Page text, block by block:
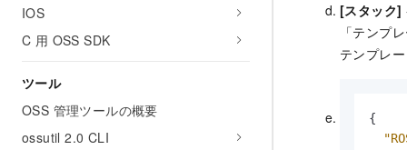
IOS
C 用 OSS SDK
ツール
OSS 管理ツールの概要
ossutil 2.0 CLI
[スタック]
「テンプ
テンプレ
{